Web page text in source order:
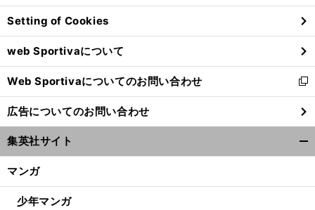
ン
ド
ウ
で
開
く
Setting of Cookies
web Sportivaについて
Web Sportivaについてのお問い合わせ
新
し
い
ウ
ィ
ン
ウ
広告についてのお問い合わせ
集英社サイト
マンガ
少年マンガ